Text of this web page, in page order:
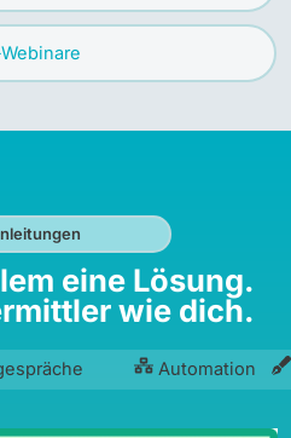
eine Lösung.
wie dich.
Automation